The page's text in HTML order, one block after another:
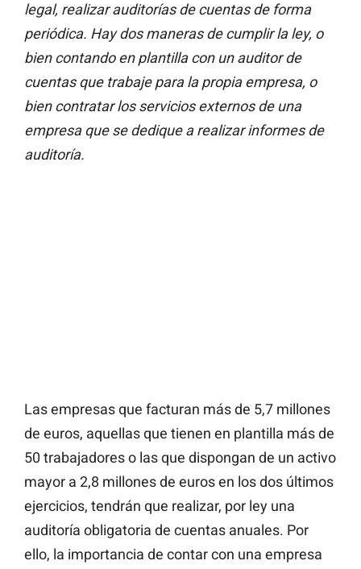
legal, realizar auditorías de cuentas de forma
periódica. Hay dos maneras de cumplir la ley, o
bien contando en plantilla con un auditor de
cuentas que trabaje para la propia empresa, o
bien contratar los servicios externos de una
empresa que se dedique a realizar informes de
auditoría.
Las empresas que facturan más de 5,7 millones
de euros, aquellas que tienen en plantilla más de
50 trabajadores o las que dispongan de un activo
mayor a 2,8 millones de euros en los dos últimos
ejercicios, tendrán que realizar, por ley una
auditoría obligatoria de cuentas anuales. Por
ello, la importancia de contar con una empresa